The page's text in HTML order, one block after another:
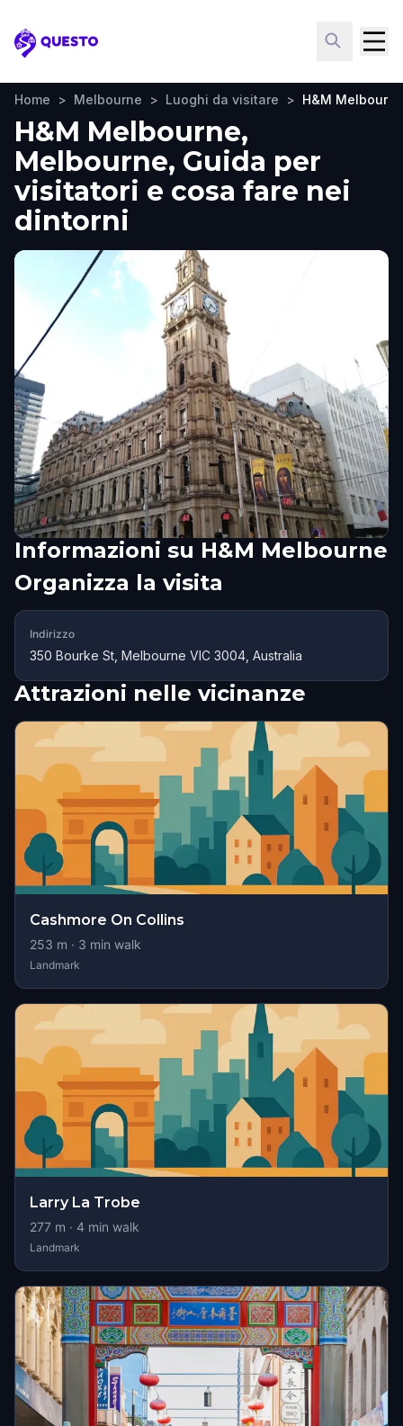
Questo
Home > Melbourne > Luoghi da visitare > H&M Melbourne
H&M Melbourne,
Melbourne, Guida per
visitatori e cosa fare nei
dintorni
Informazioni su H&M Melbourne
Organizza la visita
Indirizzo
350 Bourke St, Melbourne VIC 3004, Australia
Attrazioni nelle vicinanze
Cashmore On Collins
253 m · 3 min walk
Landmark
Larry La Trobe
277 m · 4 min walk
Landmark